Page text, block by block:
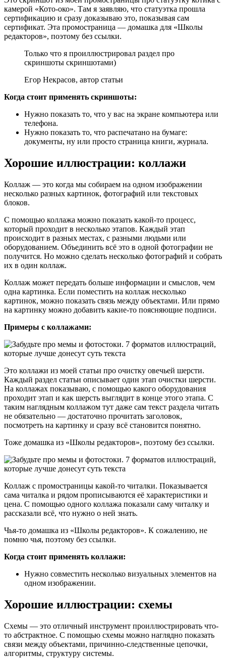
камерой «Кото-око». Там я заявляю, что статуэтка прошла
сертификацию и сразу доказываю это, показывая сам
сертификат. Эта промостраница — домашка для «Школы
редакторов», поэтому без ссылки.
Только что я проиллюстрировал раздел про
скриншоты скриншотами)
Егор Некрасов, автор статьи
Когда стоит применять скриншоты:
Нужно показать то, что у вас на экране компьютера или
телефона.
Нужно показать то, что распечатано на бумаге:
документы, ну или просто страница книги, журнала.
Хорошие иллюстрации: коллажи
Коллаж — это когда мы собираем на одном изображении
несколько разных картинок, фотографий или текстовых
блоков.
С помощью коллажа можно показать какой-то процесс,
который проходит в несколько этапов. Каждый этап
происходит в разных местах, с разными людьми или
оборудованием. Объединить всё это в одной фотографии не
получится. Но можно сделать несколько фотографий и собрать
их в один коллаж.
Коллаж может передать больше информации и смыслов, чем
одна картинка. Если поместить на коллаж несколько
картинок, можно показать связь между объектами. Или прямо
на картинку можно добавить какие-то поясняющие подписи.
Примеры с коллажами:
Это коллажи из моей статьи про очистку овечьей шерсти.
Каждый раздел статьи описывает один этап очистки шерсти.
На коллажах показываю, с помощью какого оборудования
проходит этап и как шерсть выглядит в конце этого этапа. С
таким наглядным коллажом тут даже сам текст раздела читать
не обязательно — достаточно прочитать заголовок,
посмотреть на картинку и сразу всё становится понятно.
Тоже домашка из «Школы редакторов», поэтому без ссылки.
Коллаж с промостраницы какой-то читалки. Показывается
сама читалка и рядом прописываются её характеристики и
цена. С помощью одного коллажа показали саму читалку и
рассказали всё, что нужно о ней знать.
Чья-то домашка из «Школы редакторов». К сожалению, не
помню чья, поэтому без ссылки.
Когда стоит применять коллажи:
Нужно совместить несколько визуальных элементов на
одном изображении.
Хорошие иллюстрации: схемы
Схемы — это отличный инструмент проиллюстрировать что-
то абстрактное. С помощью схемы можно наглядно показать
связи между объектами, причинно-следственные цепочки,
алгоритмы, структуру системы.